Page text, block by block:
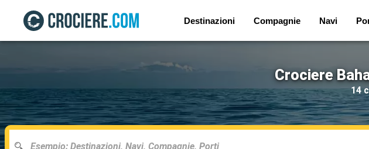
Destinazioni Compagnie Navi
Crociere
14